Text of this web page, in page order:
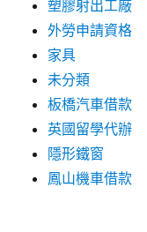
塑膠射出工廠
外勞申請資格
家具
未分類
板橋汽車借款
英國留學代辦
隱形鐵窗
鳳山機車借款